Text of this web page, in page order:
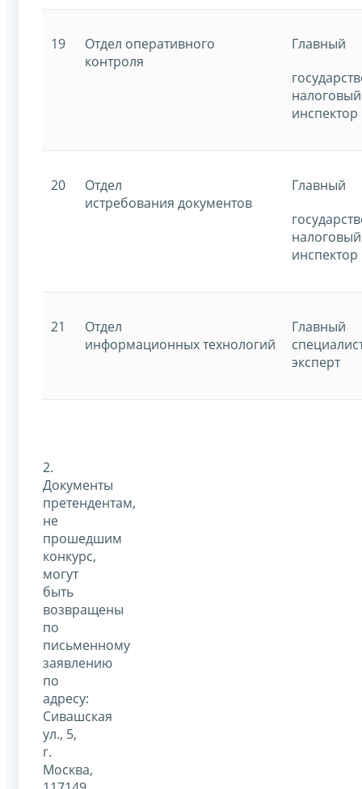
19
Отдел оперативного
контроля
Главный
налоговый
инспектор
20
Отдел
истребования документов
Главный
налоговый
инспектор
21
Отдел
информационных технологий
Главный
эксперт
2.
Документы
претендентам,
не
прошедшим
конкурс,
могут
быть
возвращены
по
письменному
заявлению
по
адресу:
Сивашская
ул., 5,
г.
Москва,